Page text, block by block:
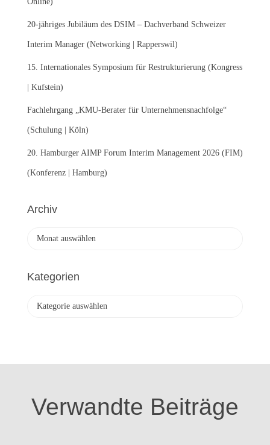
:
20-jähriges Jubiläum des DSIM – Dachverband Schweizer
Interim Manager (Networking | Rapperswil)
15. Internationales Symposium für Restrukturierung (Kongress
| Kufstein)
Fachlehrgang „KMU-Berater für Unternehmensnachfolge“
(Schulung | Köln)
20. Hamburger AIMP Forum Interim Management 2026 (FIM)
(Konferenz | Hamburg)
Archiv
h
Kategorien
o
Verwandte Beiträge